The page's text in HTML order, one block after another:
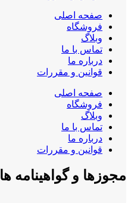
صفحه اصلی
فروشگاه
وبلاگ
تماس با ما
درباره ما
قوانین و مقررات
صفحه اصلی
فروشگاه
وبلاگ
تماس با ما
درباره ما
قوانین و مقررات
مجوزها و گواهینامه ها